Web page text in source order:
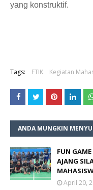
yang konstruktif.
Tags: FTIK Kegiatan
ANDA MUNGKIN
FUN
AJANG
April 20,